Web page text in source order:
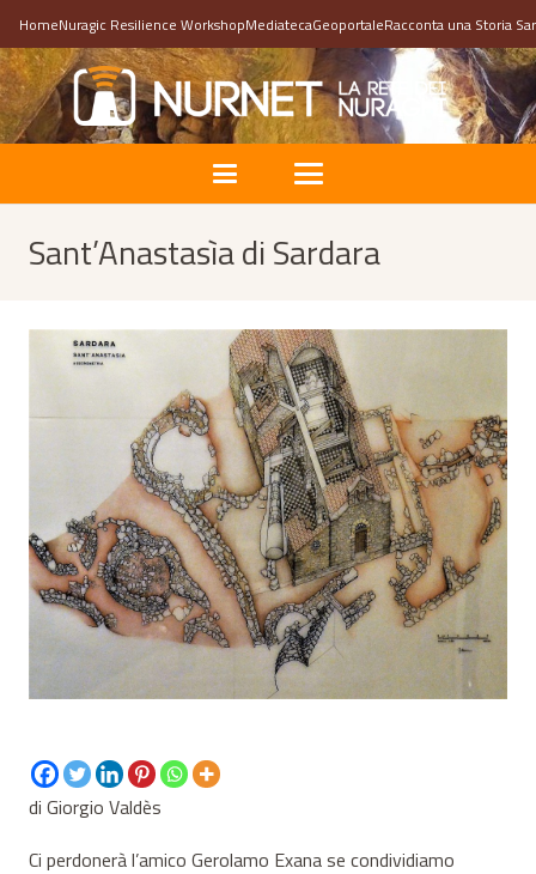
HomeNuragic Resilience WorkshopMediatecaGeoportaleRacconta una Storia
Sant’Anastasìa di Sardara
di Giorgio Valdès
Ci perdonerà l’amico Gerolamo Exana se condividiamo